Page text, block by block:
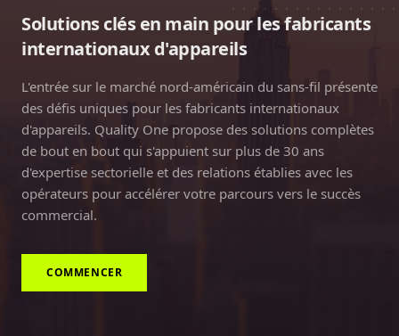
Solutions clés en main pour les fabricants
internationaux d'appareils
L'entrée sur le marché nord-américain du sans-fil présente
des défis uniques pour les fabricants internationaux
d'appareils. Quality One propose des solutions complètes
de bout en bout qui s'appuient sur plus de 30 ans
d'expertise sectorielle et des relations établies avec les
opérateurs pour accélérer votre parcours vers le succès
commercial.
COMMENCER